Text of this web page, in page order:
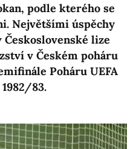
podle kterého se
Největšími úspěchy
lize
v Českém poháru
Poháru UEFA
83.